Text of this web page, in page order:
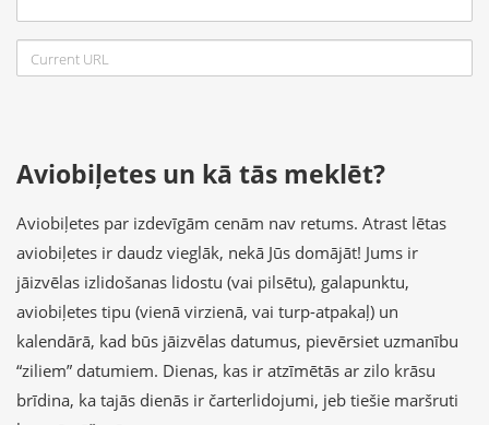
Aviobiļetes un kā tās meklēt?
Aviobiļetes par izdevīgām cenām nav retums. Atrast lētas
aviobiļetes ir daudz vieglāk, nekā Jūs domājāt! Jums ir
jāizvēlas izlidošanas lidostu (vai pilsētu), galapunktu,
aviobiļetes tipu (vienā virzienā, vai turp-atpakaļ) un
kalendārā, kad būs jāizvēlas datumus, pievērsiet uzmanību
“ziliem” datumiem. Dienas, kas ir atzīmētās ar zilo krāsu
brīdina, ka tajās dienās ir čarterlidojumi, jeb tiešie maršruti